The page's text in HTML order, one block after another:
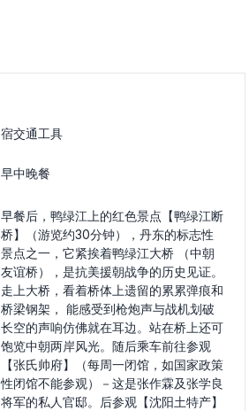
宿交通工具
早中晚餐
早餐后，鸭绿江上的红色景点【鸭绿江断
桥】（游览约30分钟），丹东的标志性
景点之一，它紧挨着鸭绿江大桥 （中朝
友谊桥），是抗美援朝战争的历史见证。
走上大桥，看着桥体上遗留的累累弹痕和
桥梁钢架， 能感受到枪炮声与战机划破
长空的声响仿佛就在耳边。站在桥上还可
饱览中朝两岸风光。随后乘车前往参观
【张氏帅府】（每周一闭馆，如国家政策
性闭馆不能参观）－这是张作霖及张学良
将军的私人官邸。后参观【沈阳土特产】